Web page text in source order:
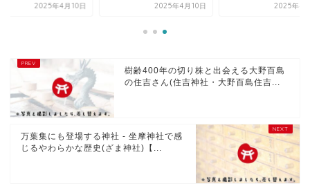
2025年4月10日 2025年4月10日 2025年4
樹齢400年の切り株と出会える大野百島
の住吉さん(住吉神社・大野百島住吉...
万葉集にも登場する神社 - 坐摩神社で感
じるやわらかな歴史(ざま神社)【...